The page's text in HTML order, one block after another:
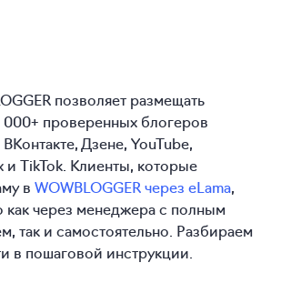
позволяет размещать
000+ проверенных блогеров
Дзене, YouTube,
и TikTok. Клиенты, которые
в WOWBLOGGER через eLama,
как через менеджера с полным
так и самостоятельно. Разбираем
в пошаговой инструкции.